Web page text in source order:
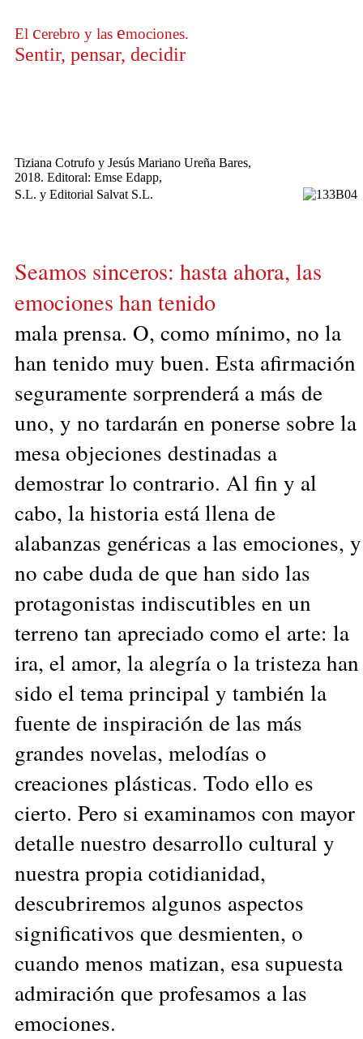
El cerebro y las emociones.
Sentir, pensar, decidir
Tiziana Cotrufo y Jesús Mariano Ureña Bares,
2018. Editoral: Emse Edapp,
S.L. y Editorial Salvat S.L.
Seamos sinceros: hasta ahora, las
emociones han tenido
mala prensa. O, como mínimo, no la
han tenido muy buen. Esta afirmación
seguramente sorprenderá a más de
uno, y no tardarán en ponerse sobre la
mesa objeciones destinadas a
demostrar lo contrario. Al fin y al
cabo, la historia está llena de
alabanzas genéricas a las emociones, y
no cabe duda de que han sido las
protagonistas indiscutibles en un
terreno tan apreciado como el arte: la
ira, el amor, la alegría o la tristeza han
sido el tema principal y también la
fuente de inspiración de las más
grandes novelas, melodías o
creaciones plásticas. Todo ello es
cierto. Pero si examinamos con mayor
detalle nuestro desarrollo cultural y
nuestra propia cotidianidad,
descubriremos algunos aspectos
significativos que desmienten, o
cuando menos matizan, esa supuesta
admiración que profesamos a las
emociones.